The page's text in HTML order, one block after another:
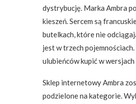
dystrybucję. Marka Ambra
kieszeń. Sercem są
butelkach, które nie
jest w trzech
ulubieńców kupić w
Sklep internetowy Ambra
podzielone na kategorie.